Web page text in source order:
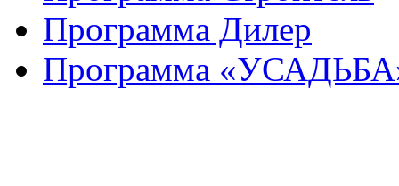
Программа Дилер
Программа